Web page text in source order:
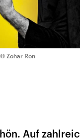
© Zohar Ron
Auf